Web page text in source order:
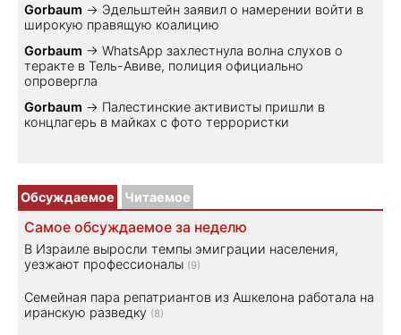
Gorbaum → Эдельштейн заявил о намерении войти в
широкую правящую коалицию
Gorbaum → WhatsApp захлестнула волна слухов о
теракте в Тель-Авиве, полиция официально
опровергла
Gorbaum → Палестинские активисты пришли в
концлагерь в майках с фото террористки
Обсуждаемое Читаемое
Самое обсуждаемое за неделю
В Израиле выросли темпы эмиграции населения,
уезжают профессионалы (9)
Семейная пара репатриантов из Ашкелона работала на
иранскую разведку (8)